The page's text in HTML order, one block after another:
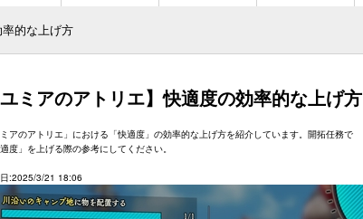
的な上げ方
ユミアのアトリエ】快適度の効率的な上げ方
ミアのアトリエ」における「快適度」の効率的な上げ方を紹介しています。開拓任務で
適度」を上げる際の参考にしてください。
:2025/3/21 18:06